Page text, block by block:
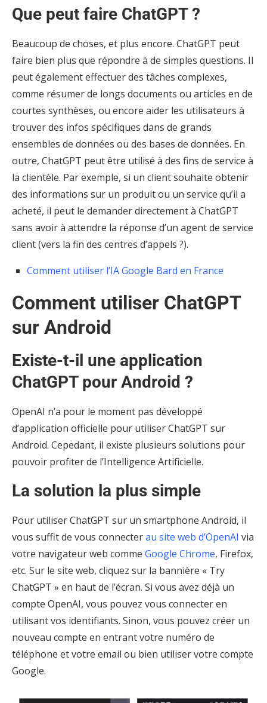
Que peut faire ChatGPT ?
Beaucoup de choses, et plus encore. ChatGPT peut
faire bien plus que répondre à de simples questions. Il
peut également effectuer des tâches complexes,
comme résumer de longs documents ou articles en de
courtes synthèses, ou encore aider les utilisateurs à
trouver des infos spécifiques dans de grands
ensembles de données ou des bases de données. En
outre, ChatGPT peut être utilisé à des fins de service à
la clientèle. Par exemple, si un client souhaite obtenir
des informations sur un produit ou un service qu’il a
acheté, il peut le demander directement à ChatGPT
sans avoir à attendre la réponse d’un agent de service
client (vers la fin des centres d’appels ?).
Comment utiliser l’IA Google Bard en France
Comment utiliser ChatGPT
sur Android
Existe-t-il une application
ChatGPT pour Android ?
OpenAI n’a pour le moment pas développé
d’application officielle pour utiliser ChatGPT sur
Android. Cepedant, il existe plusieurs solutions pour
pouvoir profiter de l’Intelligence Artificielle.
La solution la plus simple
Pour utiliser ChatGPT sur un smartphone Android, il
vous suffit de vous connecterau site web d’OpenAI via
votre navigateur web comme Google Chrome, Firefox,
etc. Sur le site web, cliquez sur la bannière « Try
ChatGPT » en haut de l’écran. Si vous avez déjà un
compte OpenAI, vous pouvez vous connecter en
utilisant vos identifiants. Sinon, vous pouvez créer un
nouveau compte en entrant votre numéro de
téléphone et votre email ou bien utiliser votre compte
Google.